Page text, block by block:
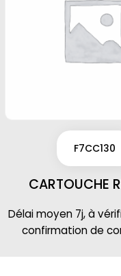
F7CC130
CARTOUCHE
Délai moyen 7j, à
confirmation de